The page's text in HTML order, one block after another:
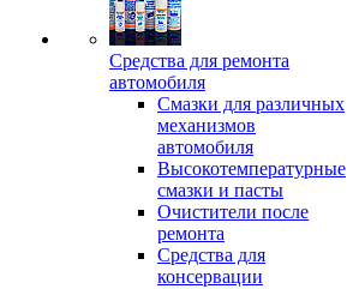
Средства для ремонта
автомобиля
Смазки для различных
механизмов
автомобиля
Высокотемпературные
смазки и пасты
Очистители после
ремонта
Средства для
консервации